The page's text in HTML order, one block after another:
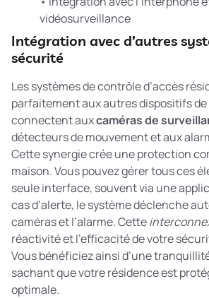
vidéosurveillance
Intégration avec d’autres
sécurité
Les systèmes de contrôle d’accès
parfaitement aux autres dispositifs
connectent auxcaméras de
détecteurs de mouvement et aux
Cette synergie crée une protection
maison. Vous pouvez gérer tous ces
seule interface, souvent via une
cas d’alerte, le système déclenche
caméras et l’alarme. Cette
réactivité et l’efficacité de votre
Vous bénéficiez ainsi d’une
sachant que votre résidence est
optimale.